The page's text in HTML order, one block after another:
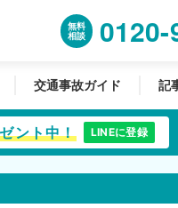
無料
相談
交通事故ガイド 記
ント中！ LINEに登録